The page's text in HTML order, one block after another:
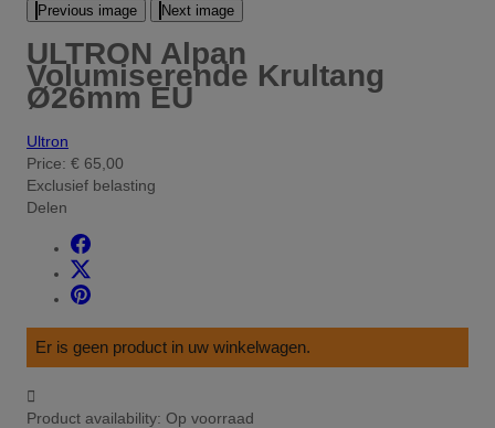
Previous image Next image
ULTRON Alpan
Volumiserende Krultang
Ø26mm EU
Ultron
Price: € 65,00
Exclusief belasting
Delen
Er is geen product in uw winkelwagen.

Product availability: Op voorraad